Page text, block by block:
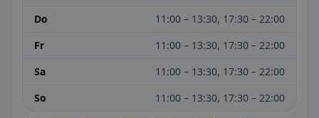
Do
11:00 – 13:30, 17:30 – 22:00
Fr
11:00 – 13:30, 17:30 – 22:00
Sa
11:00 – 13:30, 17:30 – 22:00
So
11:00 – 13:30, 17:30 – 22:00